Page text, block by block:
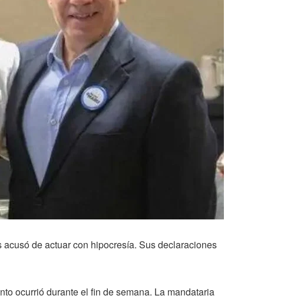
de actuar con hipocresía. Sus declaraciones
ocurrió durante el fin de semana. La mandataria